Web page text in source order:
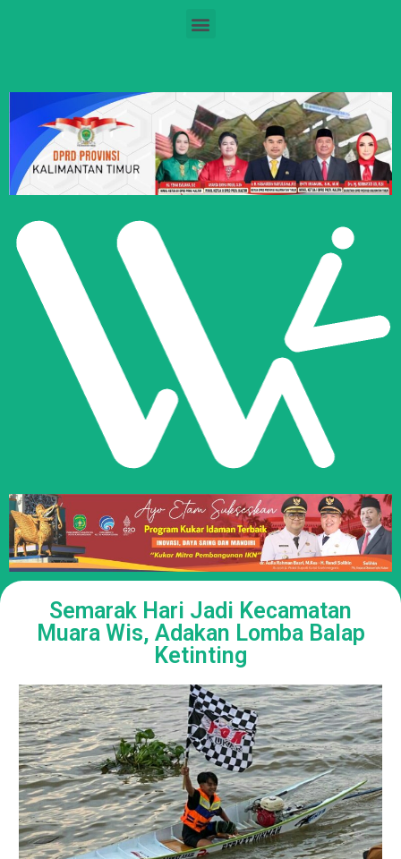
Semarak Hari Jadi Kecamatan
Muara Wis, Adakan Lomba Balap
Ketinting